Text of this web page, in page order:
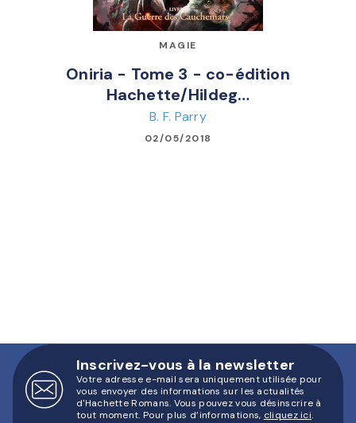
MAGIE
Oniria - Tome 3 - co-édition
Hachette/Hildeg…
B. F. Parry
02/05/2018
Inscrivez-vous à la newsletter
Votre adresse e-mail sera uniquement utilisée pour
vous envoyer des informations sur les actualités
d'Hachette Romans. Vous pouvez vous désinscrire à
tout moment. Pour plus d’informations, cliquez ici.